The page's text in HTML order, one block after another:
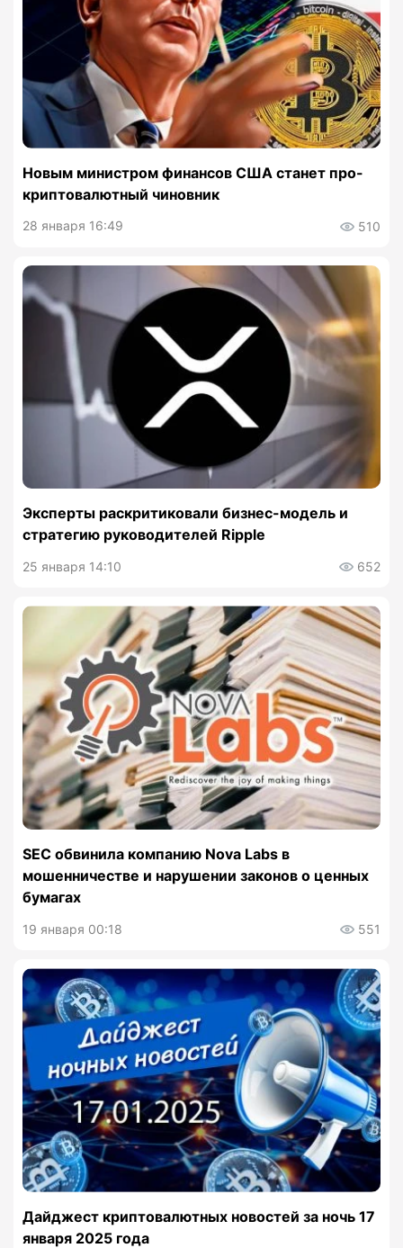
Новым министром финансов США станет про-
криптовалютный чиновник
28 января 16:49 510
Эксперты раскритиковали бизнес-модель и
стратегию руководителей Ripple
25 января 14:10 652
SEC обвинила компанию Nova Labs в
мошенничестве и нарушении законов о ценных
бумагах
19 января 00:18 551
Дайджест криптовалютных новостей за ночь 17
января 2025 года